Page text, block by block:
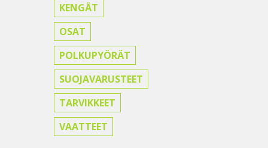
KENGÄT
OSAT
POLKUPYÖRÄT
SUOJAVARUSTEET
TARVIKKEET
VAATTEET